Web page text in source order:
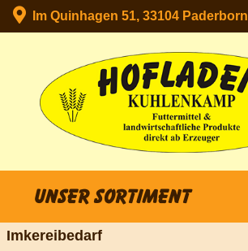
Im Quinhagen 51, 33104 Paderborn
Unser Sortiment
Imkereibedarf